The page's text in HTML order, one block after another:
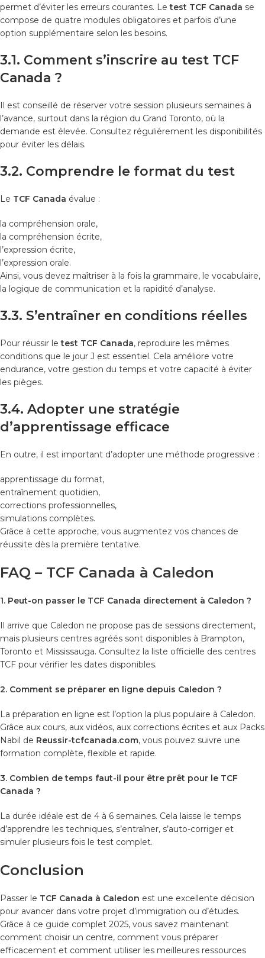
permet d’éviter les erreurs courantes. Letest TCF Canada se
compose de quatre modules obligatoires et parfois d’une
option supplémentaire selon les besoins.
3.1. Comment s’inscrire au test TCF
Canada ?
Il est conseillé de réserver votre session plusieurs semaines à
l’avance, surtout dans la région du Grand Toronto, où la
demande est élevée. Consultez régulièrement les disponibilités
pour éviter les délais.
3.2. Comprendre le format du test
Le TCF Canada évalue :
la compréhension orale,
la compréhension écrite,
l’expression écrite,
l’expression orale.
Ainsi, vous devez maîtriser à la fois la grammaire, le vocabulaire,
la logique de communication et la rapidité d’analyse.
3.3. S’entraîner en conditions réelles
Pour réussir letest TCF Canada, reproduire les mêmes
conditions que le jour J est essentiel. Cela améliore votre
endurance, votre gestion du temps et votre capacité à éviter
les pièges.
3.4. Adopter une stratégie
d’apprentissage efficace
En outre, il est important d’adopter une méthode progressive :
apprentissage du format,
entraînement quotidien,
corrections professionnelles,
simulations complètes.
Grâce à cette approche, vous augmentez vos chances de
réussite dès la première tentative.
FAQ – TCF Canada à Caledon
1. Peut-on passer le TCF Canada directement à Caledon ?
Il arrive que Caledon ne propose pas de sessions directement,
mais plusieurs centres agréés sont disponibles à Brampton,
Toronto et Mississauga. Consultez la liste officielle des centres
TCF pour vérifier les dates disponibles.
2. Comment se préparer en ligne depuis Caledon ?
La préparation en ligne est l’option la plus populaire à Caledon.
Grâce aux cours, aux vidéos, aux corrections écrites et aux Packs
Nabil de Reussir-tcfcanada.com, vous pouvez suivre une
formation complète, flexible et rapide.
3. Combien de temps faut-il pour être prêt pour le TCF
Canada ?
La durée idéale est de 4 à 6 semaines. Cela laisse le temps
d’apprendre les techniques, s’entraîner, s’auto-corriger et
simuler plusieurs fois le test complet.
Conclusion
Passer le TCF Canada à Caledon est une excellente décision
pour avancer dans votre projet d’immigration ou d’études.
Grâce à ce guide complet 2025, vous savez maintenant
comment choisir un centre, comment vous préparer
efficacement et comment utiliser les meilleures ressources